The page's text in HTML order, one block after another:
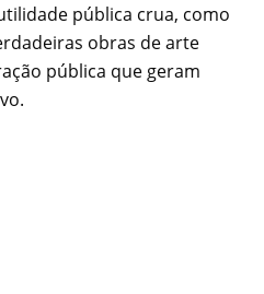
pública crua, como
obras de arte
pública que geram